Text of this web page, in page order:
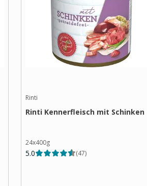
Rinti
Rinti Kennerfleisch mit Schinken
24x400g
5.0 (47)